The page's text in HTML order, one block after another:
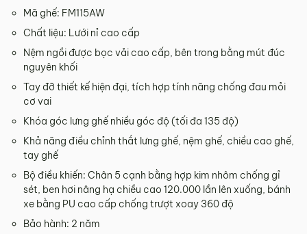
Mã ghế: FM115AW
Chất liệu: Lưới nỉ cao cấp
Nệm ngồi được bọc vải cao cấp, bên trong bằng mút đúc
nguyên khối
Tay đỡ thiết kế hiện đại, tích hợp tính năng chống đau mỏi
cơ vai
Khóa góc lưng ghế nhiều góc độ (tối đa 135 độ)
Khả năng điều chỉnh thắt lưng ghế, nệm ghế, chiều cao ghế,
tay ghế
Bộ điều khiến: Chân 5 cạnh bằng hợp kim nhôm chống gỉ
sét, ben hơi nâng hạ chiều cao 120.000 lần lên xuống, bánh
xe bằng PU cao cấp chống trượt xoay 360 độ
Bảo hành: 2 năm